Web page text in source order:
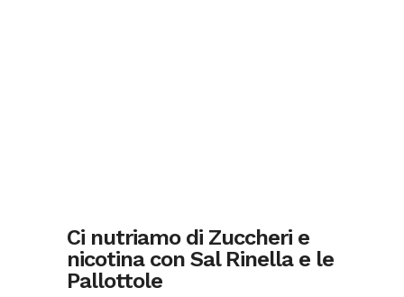
Ci nutriamo di Zuccheri e
nicotina con Sal Rinella e le
Pallottole